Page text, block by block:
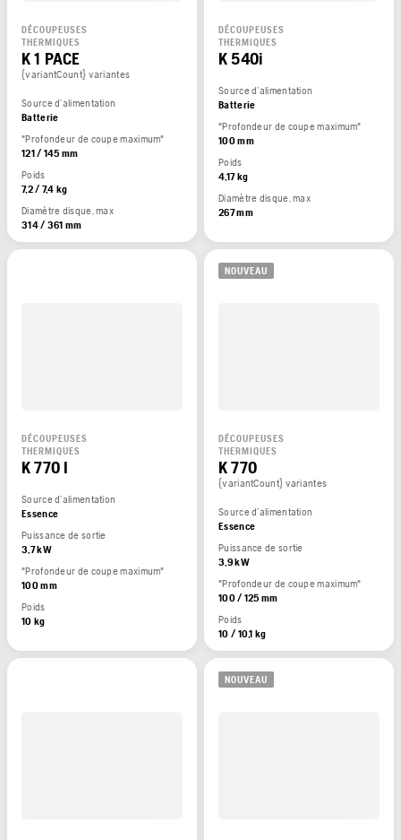
DÉCOUPEUSES
THERMIQUES
K 1 PACE
{variantCount} variantes
Source d’alimentation
Batterie
"Profondeur de coupe maximum"
121 / 145 mm
Poids
7,2 / 7,4 kg
Diamètre disque, max
314 / 361 mm
DÉCOUPEUSES
THERMIQUES
K 540i
Source d’alimentation
Batterie
"Profondeur de coupe maximum"
100 mm
Poids
4,17 kg
Diamètre disque, max
267 mm
DÉCOUPEUSES
THERMIQUES
K 770 I
Source d’alimentation
Essence
Puissance de sortie
3,7 kW
"Profondeur de coupe maximum"
100 mm
Poids
10 kg
NOUVEAU
DÉCOUPEUSES
THERMIQUES
K 770
{variantCount} variantes
Source d’alimentation
Essence
Puissance de sortie
3,9 kW
"Profondeur de coupe maximum"
100 / 125 mm
Poids
10 / 10,1 kg
NOUVEAU